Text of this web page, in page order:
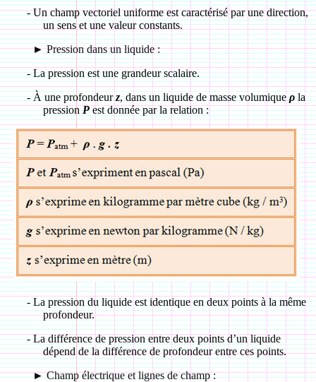
- Un champ vectoriel uniforme est caractérisé par une direction,
un sens et une valeur constants.
► Pression dans un liquide :
- La pression est une grandeur scalaire.
- À une profondeurz, dans un liquide de masse volumiqueρla
pressionPest donnée par la relation :
- La pression du liquide est identique en deux points à la même
profondeur.
- La différence de pression entre deux points d’un liquide
dépend de la différence de profondeur entre ces points.
► Champ électrique et lignes de champ :